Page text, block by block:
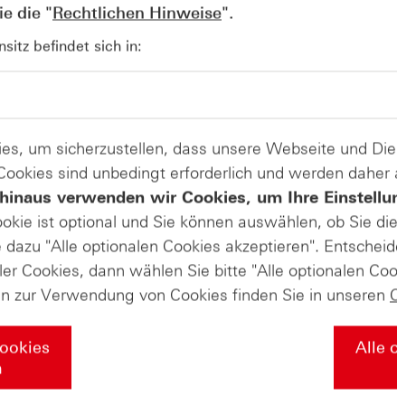
6,5 Euro lag. Zugleich verwies Allianz darauf, dass
worden sei. Den Ausblick für das Gesamtjahr
richtigen Kurs, um ein operatives Ergebnis von rund
Allianz SE
zum Thema
Faktor für Wirtschaft und Märkte. In unserer
Fortschritt, neue Technologien und der
Bereiche davon besonders profitieren könnten.
von Jörg Scherer, Einordnungen zu den
die "Rechtlichen Hinweise".
befindet sich in:
um sicherzustellen, dass unsere Webseite und
sind unbedingt erforderlich und werden daher
verwenden wir Cookies, um Ihre
ist optional und Sie können auswählen, ob Sie
"Alle optionalen Cookies akzeptieren".
Cookies, dann wählen Sie bitte "Alle optionalen
zur Verwendung von Cookies finden Sie in unseren
Alle